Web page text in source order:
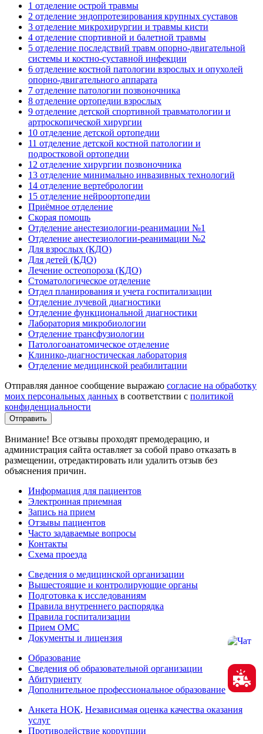
1 отделение острой травмы
2 отделение эндопротезирования крупных суставов
3 отделение микрохирургии и травмы кисти
4 отделение спортивной и балетной травмы
5 отделение последствий травм опорно-двигательной
системы и костно-суставной инфекции
6 отделение костной патологии взрослых и опухолей
опорно-двигательного аппарата
7 отделение патологии позвоночника
8 отделение ортопедии взрослых
9 отделение детской спортивной травматологии и
артроскопической хирургии
10 отделение детской ортопедии
11 отделение детской костной патологии и
подростковой ортопедии
12 отделение хирургии позвоночника
13 отделение минимально инвазивных технологий
14 отделение вертебрологии
15 отделение нейроортопедии
Приёмное отделение
Скорая помощь
Отделение анестезиологии-реанимации №1
Отделение анестезиологии-реанимации №2
Для взрослых (КДО)
Для детей (КДО)
Лечение остеопороза (КДО)
Стоматологическое отделение
Отдел планирования и учета госпитализации
Отделение лучевой диагностики
Отделение функциональной диагностики
Лаборатория микробиологии
Отделение трансфузиологии
Патологоанатомическое отделение
Клинико-диагностическая лаборатория
Отделение медицинской реабилитации
Отправляя данное сообщение выражаю согласие на обработку
моих персональных данных в соответствии с политикой
конфиденциальности
Отправить
Внимание! Все отзывы проходят премодерацию, и
администрация сайта оставляет за собой право отказать в
размещении, отредактировать или удалить отзыв без
объяснения причин.
Информация для пациентов
Электронная приемная
Запись на прием
Отзывы пациентов
Часто задаваемые вопросы
Контакты
Схема проезда
Сведения о медицинской организации
Вышестоящие и контролирующие органы
Подготовка к исследованиям
Правила внутреннего распорядка
Правила госпитализации
Прием ОМС
Документы и лицензия
Образование
Сведения об образовательной организации
Абитуриенту
Дополнительное профессиональное образование
Анкета НОК. Независимая оценка качества оказания
услуг
Противодействие коррупции